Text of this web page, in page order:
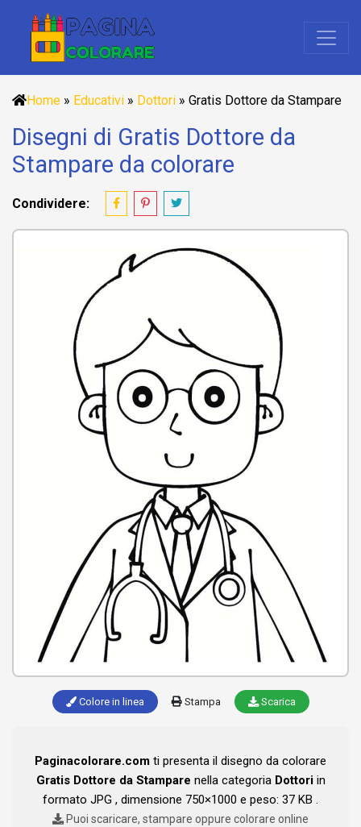
Home » Educativi » Dottori » Gratis Dottore da Stampare
Disegni di Gratis Dottore da
Stampare da colorare
Condividere:
Colore in linea Stampa Scarica
Paginacolorare.com ti presenta il disegno da colorare
Gratis Dottore da Stampare nella categoria Dottoriin
formato JPG , dimensione 750×1000 e peso: 37 KB .
Puoi scaricare, stampare oppure colorare online